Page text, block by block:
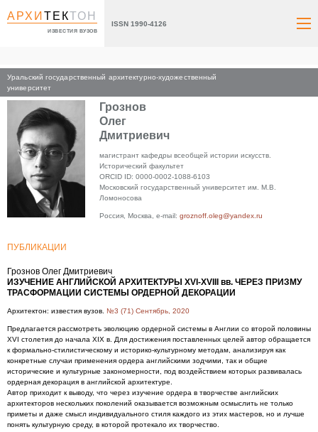
АРХИТЕКТОН
ИЗВЕСТИЯ ВУЗОВ
ISSN 1990-4126
Уральский государственный архитектурно-художественный
университет
Главная
Грознов
Олег
Дмитриевич
магистрант кафедры всеобщей истории искусств.
Исторический факультет
ORCID ID: 0000-0002-1088-6103
Московский государственный университет им. М.В.
Ломоносова
Россия, Москва, e-mail: groznoff.oleg@yandex.ru
ПУБЛИКАЦИИ
Грознов Олег Дмитриевич
ИЗУЧЕНИЕ АНГЛИЙСКОЙ АРХИТЕКТУРЫ XVI-XVIII вв. ЧЕРЕЗ ПРИЗМУ
ТРАСФОРМАЦИИ СИСТЕМЫ ОРДЕРНОЙ ДЕКОРАЦИИ
Архитектон: известия вузов. №3 (71) Сентябрь, 2020
Предлагается рассмотреть эволюцию ордерной системы в Англии со второй половины
XVI столетия до начала XIX в. Для достижения поставленных целей автор обращается
к формально-стилистическому и историко-культурному методам, анализируя как
конкретные случаи применения ордера английскими зодчими, так и общие
исторические и культурные закономерности, под воздействием которых развивалась
ордерная декорация в английской архитектуре.
Автор приходит к выводу, что через изучение ордера в творчестве английских
архитекторов нескольких поколений оказывается возможным осмыслить не только
приметы и даже смысл индивидуального стиля каждого из этих мастеров, но и лучше
понять культурную среду, в которой протекало их творчество.